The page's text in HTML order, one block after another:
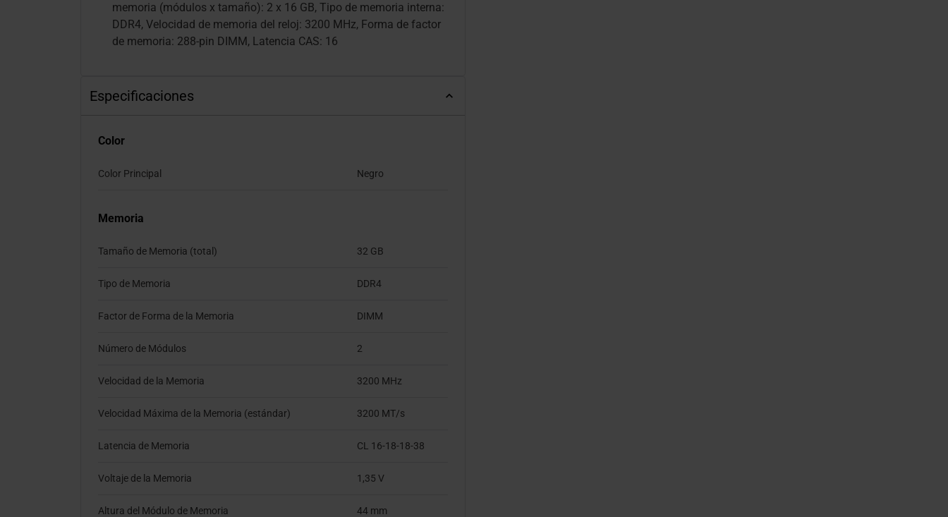
memoria (módulos x tamaño): 2 x 16 GB, Tipo de memoria interna:
DDR4, Velocidad de memoria del reloj: 3200 MHz, Forma de factor
de memoria: 288-pin DIMM, Latencia CAS: 16
Especificaciones
Color
Color Principal Negro
Memoria
Tamaño de Memoria (total) 32 GB
Tipo de Memoria DDR4
Factor de Forma de la Memoria DIMM
Número de Módulos 2
Velocidad de la Memoria 3200 MHz
Velocidad Máxima de la Memoria (estándar) 3200 MT/s
Latencia de Memoria CL 16-18-18-38
Voltaje de la Memoria 1,35 V
Altura del Módulo de Memoria 44 mm